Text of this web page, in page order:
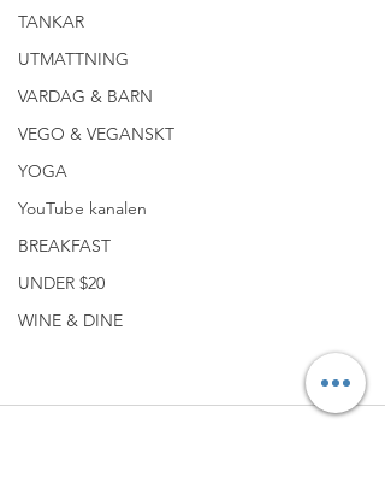
TANKAR
UTMATTNING
VARDAG & BARN
VEGO & VEGANSKT
YOGA
YouTube kanalen
BREAKFAST
UNDER $20
WINE & DINE